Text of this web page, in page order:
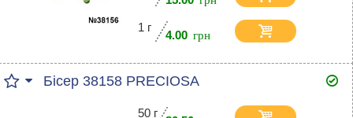
1 г
4.00
Бісер 38158 PRECIOSA
50 г